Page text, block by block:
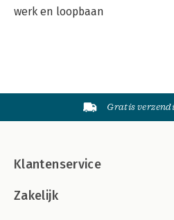
werk en loopbaan
Gratis
Klantenservice
Zakelijk